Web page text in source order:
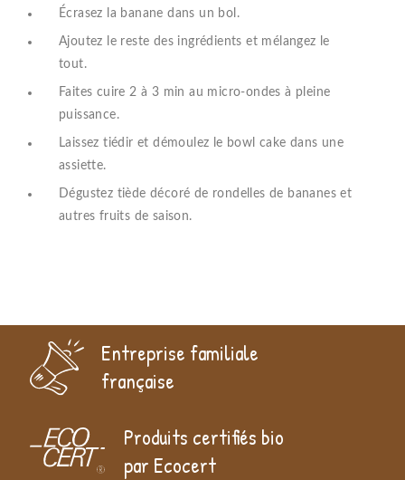
Écrasez la banane dans un bol.
Ajoutez le reste des ingrédients et mélangez le
tout.
Faites cuire 2 à 3 min au micro-ondes à pleine
puissance.
Laissez tiédir et démoulez le bowl cake dans une
assiette.
Dégustez tiède décoré de rondelles de bananes et
autres fruits de saison.
Entreprise familiale
française
Produits certifiés bio
par Ecocert